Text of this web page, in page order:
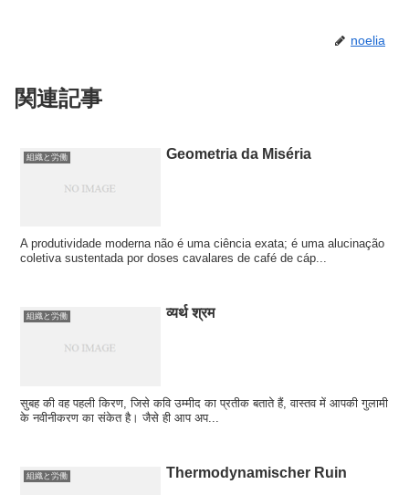
noelia
関連記事
組織と労働 Geometria da Miséria
A produtividade moderna não é uma ciência exata; é uma alucinação
coletiva sustentada por doses cavalares de café de cáp...
組織と労働 व्यर्थ श्रम
सुबह की वह पहली किरण, जिसे कवि उम्मीद का प्रतीक बताते हैं, वास्तव में आपकी गुलामी
के नवीनीकरण का संकेत है। जैसे ही आप अप...
組織と労働 Thermodynamischer Ruin